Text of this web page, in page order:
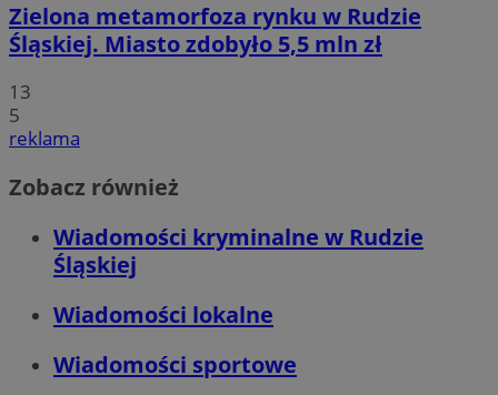
Zielona metamorfoza rynku w Rudzie
Śląskiej. Miasto zdobyło 5,5 mln zł
13
5
reklama
Zobacz również
Wiadomości kryminalne w Rudzie
Śląskiej
Wiadomości lokalne
Wiadomości sportowe